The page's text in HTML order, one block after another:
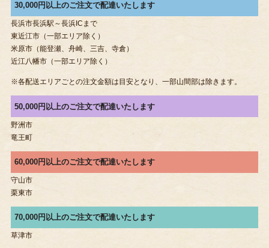
30,000円以上のご注文で配達いたします
長浜市長浜駅～長浜ICまで
東近江市（一部エリア除く）
米原市（能登瀬、舟崎、三吉、寺倉）
近江八幡市（一部エリア除く）
※各配送エリアごとの注文金額は目安となり、一部山間部は除きます。
50,000円以上のご注文で配達いたします
野洲市
竜王町
60,000円以上のご注文で配達いたします
守山市
栗東市
70,000円以上のご注文で配達いたします
草津市